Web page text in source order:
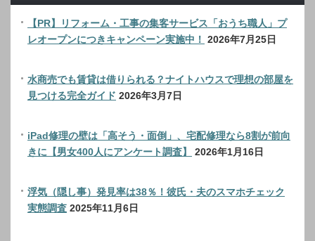
【PR】リフォーム・工事の集客サービス「おうち職人」プ
レオープンにつきキャンペーン実施中！ 2026年7月25日
水商売でも賃貸は借りられる？ナイトハウスで理想の部屋を
見つける完全ガイド 2026年3月7日
iPad修理の壁は「高そう・面倒」、宅配修理なら8割が前向
きに【男女400人にアンケート調査】
2026年1月16日
浮気（隠し事）発見率は38％！彼氏・夫のスマホチェック
実態調査 2025年11月6日